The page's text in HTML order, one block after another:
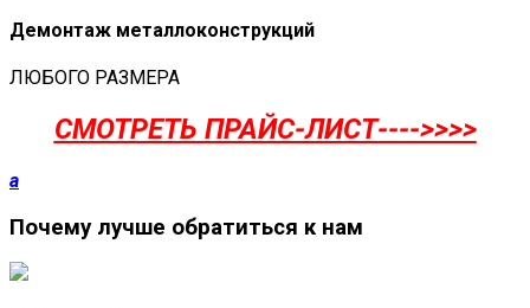
Демонтаж металлоконструкций
ЛЮБОГО РАЗМЕРА
СМОТРЕТЬ ПРАЙС-ЛИСТ---->>>>
a
Почему лучше обратиться к нам